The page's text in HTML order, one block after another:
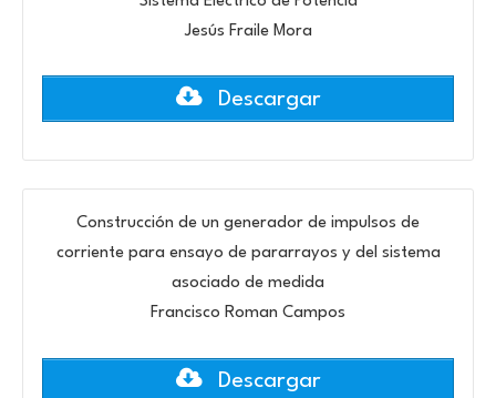
Jesús Fraile Mora
Descargar
Construcción de un generador de impulsos de
corriente para ensayo de pararrayos y del sistema
asociado de medida
Francisco Roman Campos
Descargar